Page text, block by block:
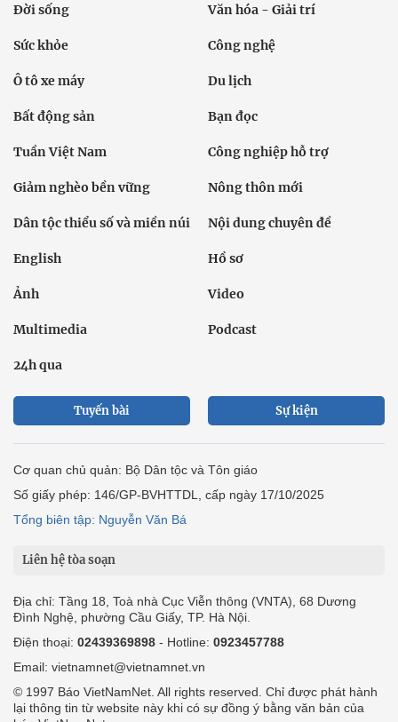
Đời sống Văn hóa - Giải trí
Sức khỏe Công nghệ
Ô tô xe máy Du lịch
Bất động sản Bạn đọc
Tuần Việt Nam Công nghiệp hỗ trợ
Giảm nghèo bền vững Nông thôn mới
Dân tộc thiểu số và miền núi Nội dung chuyên đề
English Hồ sơ
Ảnh Video
Multimedia Podcast
24h qua
Tuyến bài Sự kiện
Cơ quan chủ quản: Bộ Dân tộc và Tôn giáo
Số giấy phép: 146/GP-BVHTTDL, cấp ngày 17/10/2025
Tổng biên tập: Nguyễn Văn Bá
Liên hệ tòa soạn
Địa chỉ: Tầng 18, Toà nhà Cục Viễn thông (VNTA), 68 Dương
Đình Nghệ, phường Cầu Giấy, TP. Hà Nội.
Điện thoại: 02439369898 - Hotline: 0923457788
Email: vietnamnet@vietnamnet.vn
© 1997 Báo VietNamNet. All rights reserved. Chỉ được phát hành
lại thông tin từ website này khi có sự đồng ý bằng văn bản của